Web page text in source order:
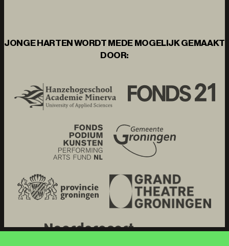
JONGE HARTEN WORDT MEDE MOGELIJK GEMAAKT
DOOR: